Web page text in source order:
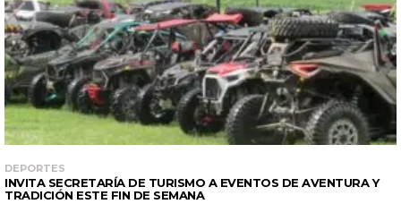
DEPORTES
INVITA SECRETARÍA DE TURISMO A EVENTOS DE AVENTURA Y
TRADICIÓN ESTE FIN DE SEMANA